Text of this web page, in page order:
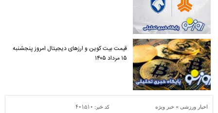
قیمت بیت کوین و ارز‌های دیجیتال امروز پنجشنبه
۱۵ مرداد ۱۴۰۵
اخبار ورزشی » خبر ویژه کد خبر: ۴۰۱۵۱۰